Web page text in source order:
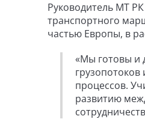
Руководитель МТ
транспортного
частью Европы, в
«Мы готовы и
процессов.
развитию